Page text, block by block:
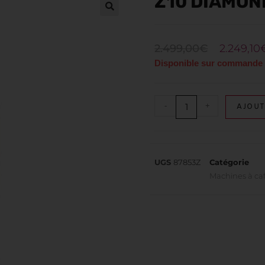
2.249,10
Disponible sur commande
- +
UGS 87853Z
Catégorie
Machines à